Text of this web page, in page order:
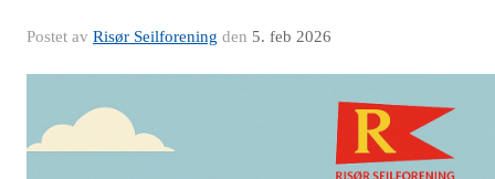
Postet av Risør Seilforening den 5. feb 2026